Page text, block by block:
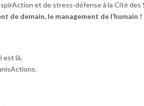
et de stress-défense à la Cité des
de demain, le management de l’humain !
est là.